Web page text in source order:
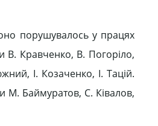
порушувалось у працях
В. Кравченко, В. Погоріло,
І. Козаченко, І. Тацій.
М. Баймуратов, С. Ківалов,